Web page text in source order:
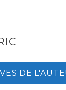
DE